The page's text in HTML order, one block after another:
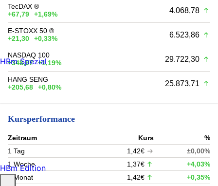
TecDAX ®
+67,79
+1,69% 4.068,78
E-STOXX 50 ®
+21,30
+0,33% 6.523,86
NASDAQ 100
+348,97
+1,19% 29.722,30
HANG SENG
+205,68
+0,80% 25.873,71
Kursperformance
Zeitraum Kurs
%
1 Tag
1,42€
±0,00%
1 Woche
1,37€
+4,03%
1 Monat
1,42€
+0,35%
HBm Spezial
HBm Edition